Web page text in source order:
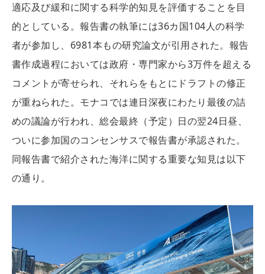
適応及び緩和に関する科学的知見を評価することを目
的としている。報告書の執筆には36カ国104人の科学
者が参加し、6981本もの研究論文が引用された。報告
書作成過程においては政府・専門家から3万件を超える
コメントが寄せられ、それらをもとにドラフトの修正
が重ねられた。モナコでは連日深夜にわたり最後の詰
めの議論が行われ、総会最終（予定）日の翌24日昼、
ついに参加国のコンセンサスで報告書が承認された。
同報告書で紹介された海洋に関する重要な知見は以下
の通り。